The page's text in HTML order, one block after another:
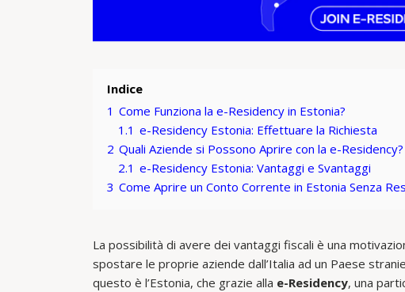
Indice
1 Come Funziona la e-Residency in Estonia?
1.1 e-Residency Estonia: Effettuare la Richiesta
2 Quali Aziende si Possono Aprire con la e-Residency?
2.1 e-Residency Estonia: Vantaggi e Svantaggi
3 Come Aprire un Conto Corrente in Estonia Senza
La possibilità di avere dei vantaggi fiscali è una
spostare le proprie aziende dall’Italia ad un Paese
questo è l’Estonia, che grazie alla e-Residency, una